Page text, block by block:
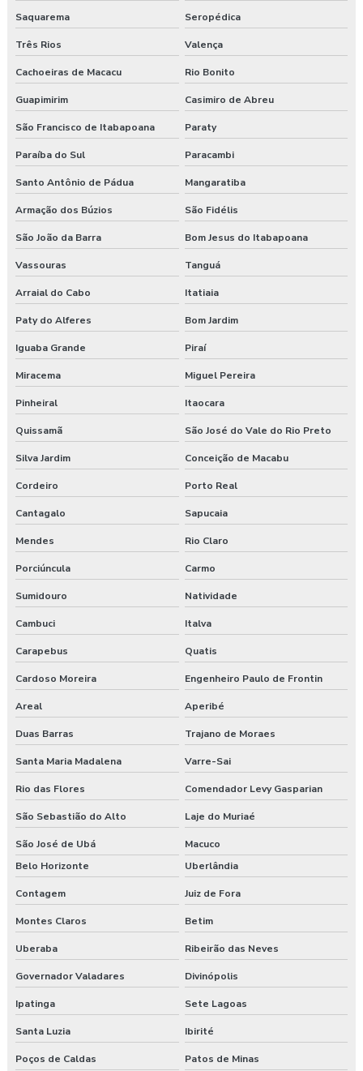
Consultoria e segurança no trabalho
Curso esocial para segurança do trabalho
Curso de nr 17
Curso segurança do trabalho
Empresa de consultoria em saúde e segurança do trabalho
Empresa de consultoria segurança do trabalho
Empresa especializada em segurança do trabalho
Empresa de exame admissional
Empresa de exame demissional
Empresa de higiene ocupacional
Empresa de medicina no trabalho
Empresa de prestação de serviços de segurança do trabalho
Empresa prestadora de serviços de segurança do trabalho
Empresa que faz exame admissional
Empresa que faz pgr
Empresa de saúde e segurança do trabalho
Empresa de treinamento segurança do trabalho
Empresas de segurança e saúde do trabalho
Esocial para segurança do trabalho
Exame admissional guarapuava
Exame admissional em pinhão
Exame admissional em turvo
Exame aso admissional
Exame aso preço
Saquarema Seropédica
Três Rios Valença
Cachoeiras de Macacu Rio Bonito
Guapimirim Casimiro de Abreu
São Francisco de Itabapoana Paraty
Paraíba do Sul Paracambi
Santo Antônio de Pádua Mangaratiba
Armação dos Búzios São Fidélis
São João da Barra Bom Jesus do Itabapoana
Vassouras Tanguá
Arraial do Cabo Itatiaia
Paty do Alferes Bom Jardim
Iguaba Grande Piraí
Miracema Miguel Pereira
Pinheiral Itaocara
Quissamã São José do Vale do Rio Preto
Silva Jardim Conceição de Macabu
Cordeiro Porto Real
Cantagalo Sapucaia
Mendes Rio Claro
Porciúncula Carmo
Sumidouro Natividade
Cambuci Italva
Carapebus Quatis
Cardoso Moreira Engenheiro Paulo de Frontin
Areal Aperibé
Duas Barras Trajano de Moraes
Santa Maria Madalena Varre-Sai
Rio das Flores Comendador Levy Gasparian
São Sebastião do Alto Laje do Muriaé
São José de Ubá
Macuco
Belo Horizonte
Uberlândia
Contagem Juiz de Fora
Montes Claros Betim
Uberaba Ribeirão das Neves
Governador Valadares Divinópolis
Ipatinga Sete Lagoas
Santa Luzia Ibirité
Poços de Caldas Patos de Minas